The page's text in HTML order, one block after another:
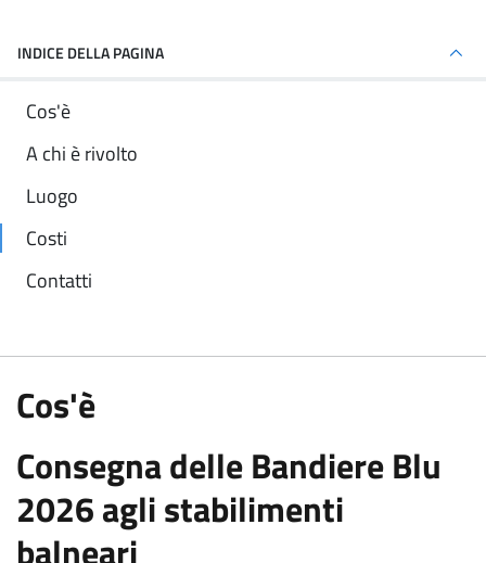
INDICE DELLA PAGINA
Cos'è
A chi è rivolto
Luogo
Costi
Contatti
Cos'è:
Consegna delle Bandiere Blu
2026 agli stabilimenti
balneari